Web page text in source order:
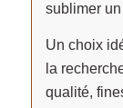
sublimer
Un choix
la
qualité,